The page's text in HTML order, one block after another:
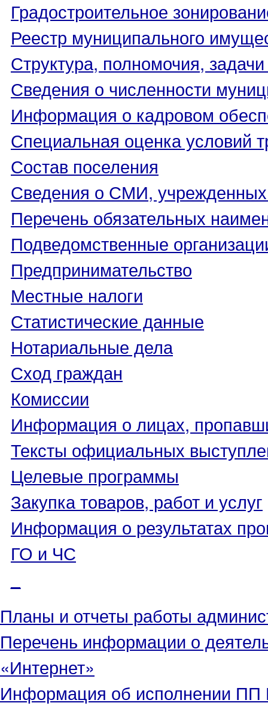
Градостроительное
Реестр муниципального
Структура, полномочия,
Сведения о численности
Информация о кадровом
Специальная оценка условий
Состав поселения
Сведения о СМИ,
Перечень обязательных
Подведомственные
Предпринимательство
Местные налоги
Статистические данные
Нотариальные дела
Сход граждан
Комиссии
Информация о лицах,
Тексты официальных
Целевые программы
Закупка товаров, работ и услуг
Информация о результатах
ГО и ЧС
Планы и отчеты работы
Перечень информации о
«Интернет»
Информация об исполнении ПП